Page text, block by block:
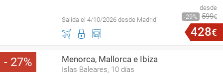
Salida el 4/10/2026 desde Madrid
desde
29
599€
428€
27 Menorca, Mallorca e Ibiza
Islas Baleares, 10 días